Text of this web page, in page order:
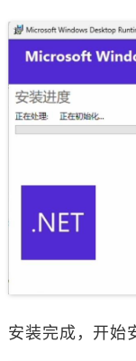
安装完成，开始